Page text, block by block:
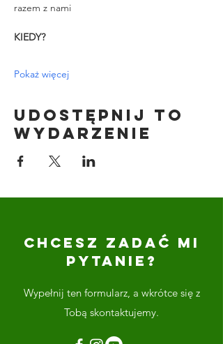
razem z nami
KIEDY?
Pokaż więcej
Udostępnij to
wydarzenie
CHCESZ ZADAĆ MI
PYTANIE?
Wypełnij ten formularz, a wkrótce się z
Tobą skontaktujemy.